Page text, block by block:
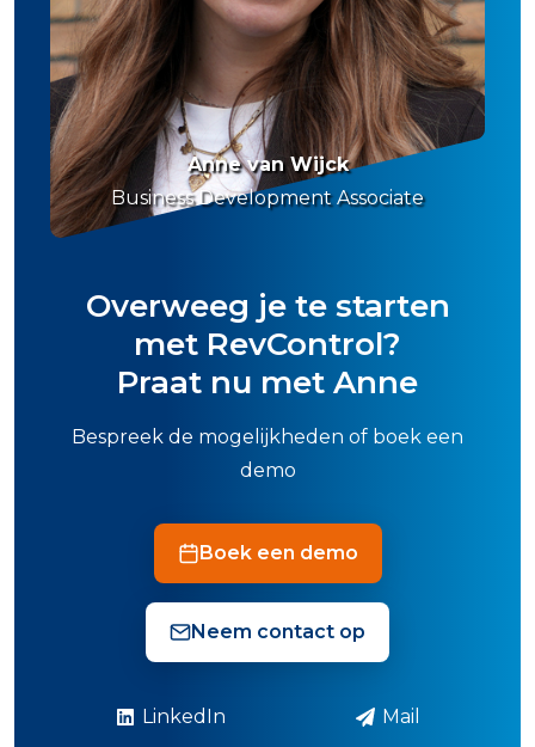
Anne van Wijck
Business Development Associate
Overweeg je te starten
met RevControl?
Praat nu met Anne
Bespreek de mogelijkheden of boek een
demo
Boek een demo
Neem contact op
LinkedIn Mail